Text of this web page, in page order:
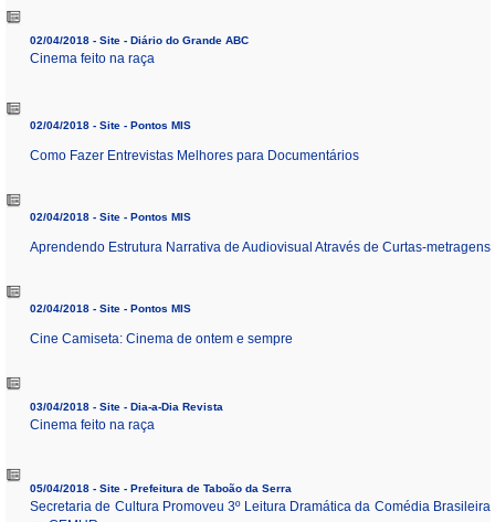
02/04/2018 - Site - Diário do Grande ABC
Cinema feito na raça
02/04/2018 - Site - Pontos MIS
Como Fazer Entrevistas Melhores para Documentários
02/04/2018 - Site - Pontos MIS
Aprendendo Estrutura Narrativa de Audiovisual Através de Curtas-metragens
02/04/2018 - Site - Pontos MIS
Cine Camiseta: Cinema de ontem e sempre
03/04/2018 - Site - Dia-a-Dia Revista
Cinema feito na raça
05/04/2018 - Site - Prefeitura de Taboão da Serra
Secretaria de Cultura Promoveu 3º Leitura Dramática da Comédia Brasileira